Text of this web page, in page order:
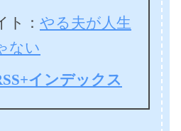
ト： やる夫が人生
ない
インデックス